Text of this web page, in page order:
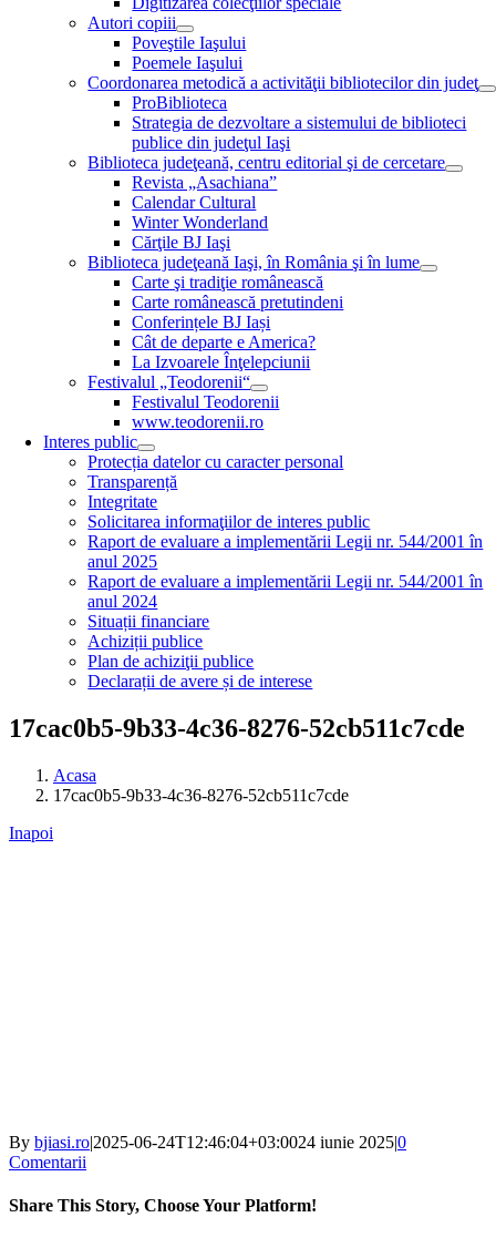
Autori copiii
Poveştile Iaşului
Poemele Iaşului
Coordonarea metodică a activităţii bibliotecilor din judeţ
ProBiblioteca
Strategia de dezvoltare a sistemului de biblioteci
publice din judeţul Iaşi
Biblioteca judeţeană, centru editorial şi de cercetare
Revista „Asachiana”
Calendar Cultural
Winter Wonderland
Cărţile BJ Iaşi
Biblioteca judeţeană Iaşi, în România şi în lume
Carte şi tradiţie românească
Carte românească pretutindeni
Conferințele BJ Iași
Cât de departe e America?
La Izvoarele Înţelepciunii
Festivalul „Teodorenii“
Festivalul Teodorenii
www.teodorenii.ro
Interes public
Protecția datelor cu caracter personal
Transparență
Integritate
Solicitarea informaţiilor de interes public
Raport de evaluare a implementării Legii nr. 544/2001 în
anul 2025
Raport de evaluare a implementării Legii nr. 544/2001 în
anul 2024
Situații financiare
Achiziții publice
Plan de achiziţii publice
Declarații de avere și de interese
17cac0b5-9b33-4c36-8276-52cb511c7cde
Acasa
17cac0b5-9b33-4c36-8276-52cb511c7cde
Inapoi
By bjiasi.ro|2025-06-24T12:46:04+03:0024 iunie 2025|0
Comentarii
Share This Story, Choose Your Platform!